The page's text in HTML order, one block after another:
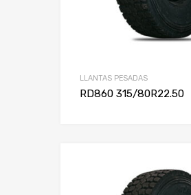
LLANTAS PESADAS
RD860 315/80R22.50